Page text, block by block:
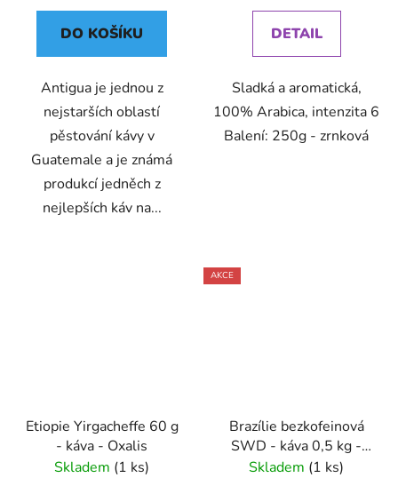
DO KOŠÍKU
Antigua je jednou z
nejstarších oblastí
pěstování kávy v
Guatemale a je známá
produkcí jedněch z
nejlepších káv na...
DETAIL
Sladká a aromatická,
100% Arabica, intenzita 6
Balení: 250g - zrnková
Etiopie Yirgacheffe 60 g
- káva - Oxalis
Skladem (1 ks)
AKCE
Brazílie bezkofeinová
SWD - káva 0,5 kg -
Oxalis
Skladem (1 ks)